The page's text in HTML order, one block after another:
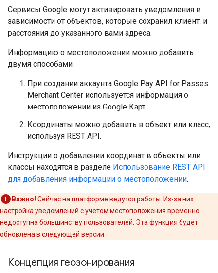
Сервисы Google могут активировать уведомления в
зависимости от объектов, которые сохранил клиент, и
расстояния до указанного вами адреса.
Информацию о местоположении можно добавить
двумя способами.
При создании аккаунта Google Pay API for Passes
Merchant Center используется информация о
местоположении из Google Карт.
Координаты можно добавить в объект или класс,
используя REST API.
Инструкции о добавлении координат в объекты или
классы находятся в разделе Использование REST API
для добавления информации о местоположении.
Важно! Сейчас на платформе ведутся работы. Из-за них
настройка уведомлений с учетом местоположения временно
недоступна большинству пользователей. Эта функция будет
обновлена в следующей версии.
Концепция геозонирования